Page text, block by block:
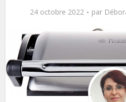
24 octobre 2022 par